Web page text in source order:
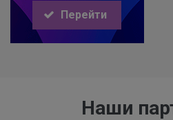
Перейти
Наши